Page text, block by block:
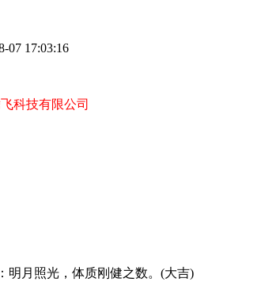
17:03:16
科技有限公司
月照光，体质刚健之数。(大吉)